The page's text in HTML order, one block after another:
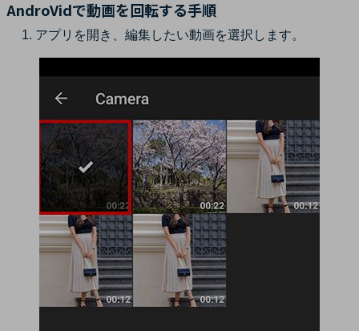
AndroVidで動画を回転する手順
アプリを開き、編集したい動画を選択します。